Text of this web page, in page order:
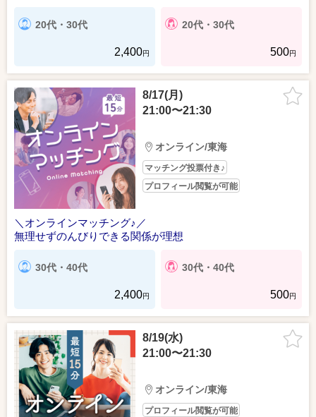
20代・30代
2,400円
20代・30代
500円
8/17(月)
21:00〜21:30
オンライン/東海
マッチング投票付き♪
プロフィール閲覧が可能
＼オンラインマッチング♪／
無理せずのんびりできる関係が理想
30代・40代
2,400円
30代・40代
500円
8/19(水)
21:00〜21:30
オンライン/東海
プロフィール閲覧が可能